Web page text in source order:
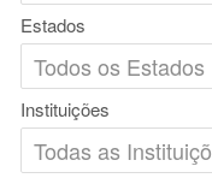
Estados
Instituições